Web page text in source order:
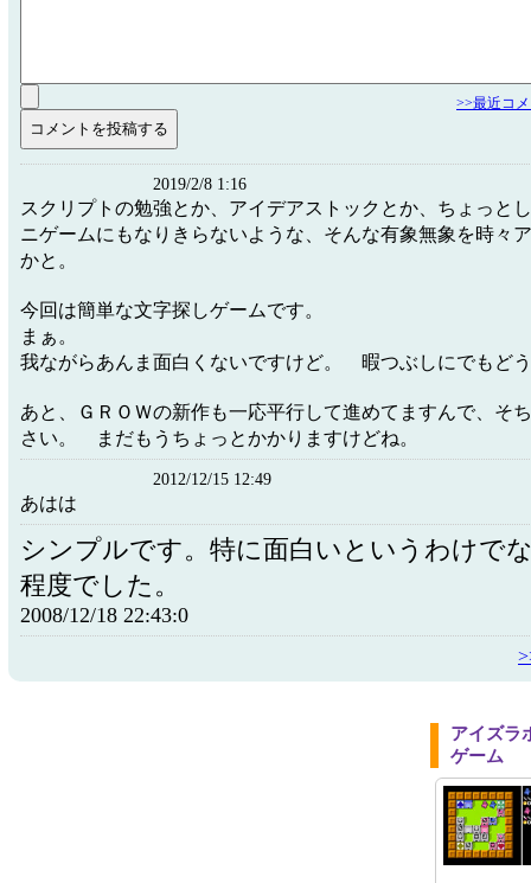
>>最近コ
2019/2/8 1:16
スクリプトの勉強とか、アイデアストックとか、ちょっと
ニゲームにもなりきらないような、そんな有象無象を時々
かと。
今回は簡単な文字探しゲームです。
まぁ。
我ながらあんま面白くないですけど。 暇つぶしにでもど
あと、ＧＲＯＷの新作も一応平行して進めてますんで、そ
さい。 まだもうちょっとかかりますけどね。
2012/12/15 12:49
あはは
シンプルです。特に面白いというわけで
程度でした。
2008/12/18 22:43:0
アイズラ
ゲーム